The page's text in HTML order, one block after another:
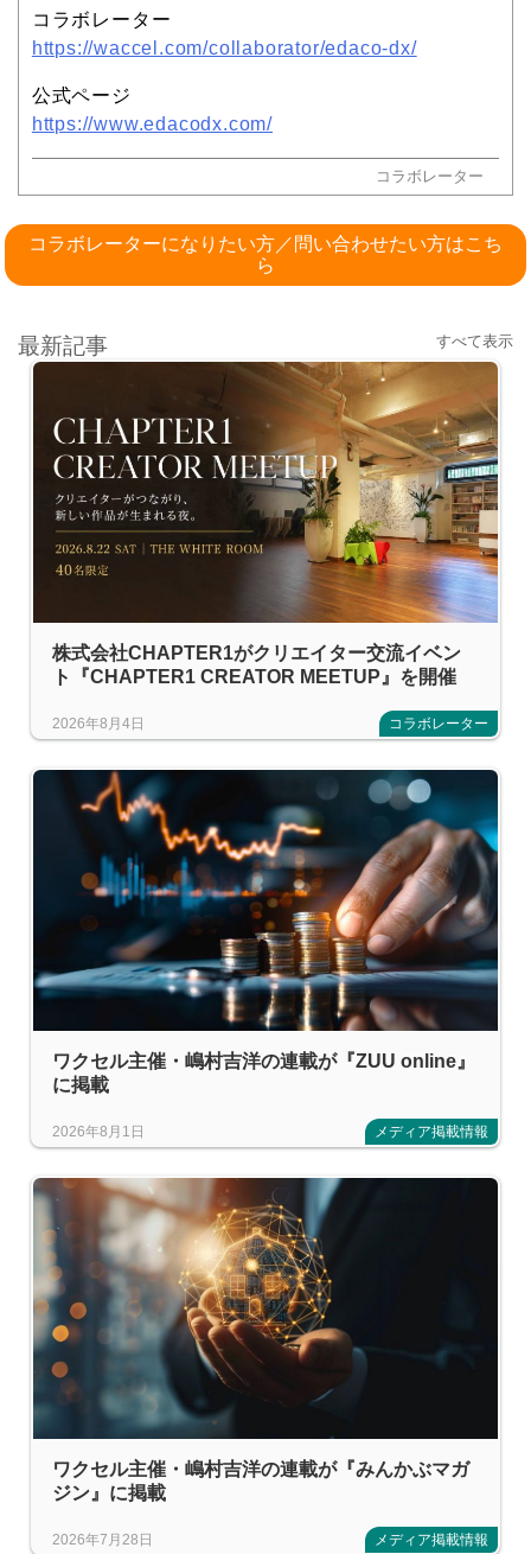
コラボレーター
https://waccel.com/collaborator/edaco-dx/
公式ページ
https://www.edacodx.com/
コラボレーター
コラボレーターになりたい方／問い合わせたい方はこち
ら
最新記事 すべて表示
株式会社CHAPTER1がクリエイター交流イベン
ト『CHAPTER1 CREATOR MEETUP』を開催
2026年8月4日 コラボレーター
ワクセル主催・嶋村吉洋の連載が『ZUU online』
に掲載
2026年8月1日 メディア掲載情報
ワクセル主催・嶋村吉洋の連載が『みんかぶマガ
ジン』に掲載
2026年7月28日 メディア掲載情報